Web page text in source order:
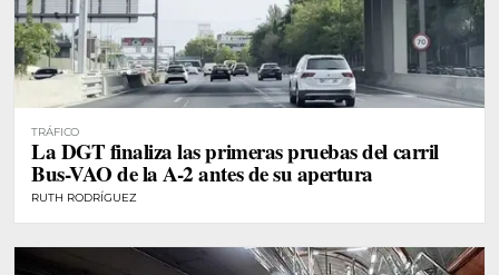
TRÁFICO
La DGT finaliza las primeras pruebas del carril
Bus-VAO de la A-2 antes de su apertura
RUTH RODRÍGUEZ